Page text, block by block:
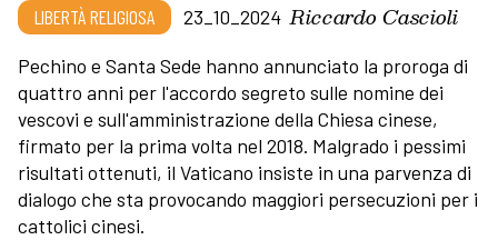
LIBERTÀ RELIGIOSA 23_10_2024 Riccardo Cascioli
Pechino e Santa Sede hanno annunciato la proroga di
quattro anni per l'accordo segreto sulle nomine dei
vescovi e sull'amministrazione della Chiesa cinese,
firmato per la prima volta nel 2018. Malgrado i pessimi
risultati ottenuti, il Vaticano insiste in una parvenza di
dialogo che sta provocando maggiori persecuzioni per i
cattolici cinesi.